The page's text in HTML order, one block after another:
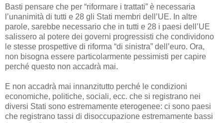
Basti pensare che per “riformare i trattati” è necessaria
l’unanimità di tutti e 28 gli Stati membri dell’UE. In altre
parole, sarebbe necessario che in tutti e 28 i paesi dell’UE
salissero al potere dei governi progressisti che condividono
le stesse prospettive di riforma “di sinistra” dell’euro. Ora,
non bisogna essere particolarmente pessimisti per capire
perché questo non accadrà mai.
E non accadrà mai innanzitutto perché le condizioni
economiche, politiche, sociali, ecc. che si registrano nei
diversi Stati sono estremamente eterogenee: ci sono paesi
che registrano tassi di disoccupazione estremamente bassi